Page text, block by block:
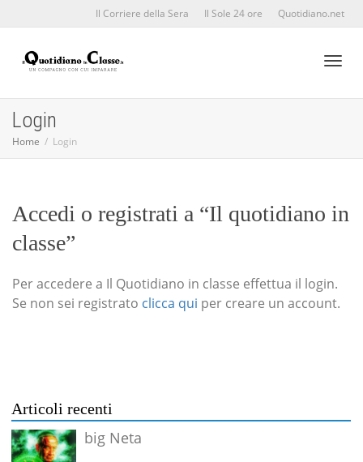
Il Corriere della Sera Il Sole 24 ore Quotidiano.net
Login
Home Login
Accedi o registrati a “Il quotidiano in
classe”
Per accedere a Il Quotidiano in classe effettua il login.
Se non sei registrato clicca qui per creare un account.
Articoli recenti
big Neta